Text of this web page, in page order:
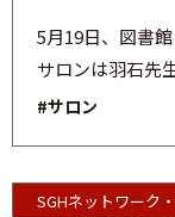
5月19日、図書
サロンは羽石先
#サロン
SGHネットワーク・